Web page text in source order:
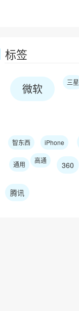
标签
微软 三星
智东西 iPhone
通用 高通 360
腾讯